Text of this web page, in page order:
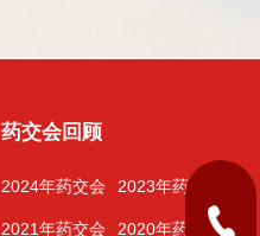
药交会回顾
2024年药交会 2023年药交会
2021年药交会 2020年药交会